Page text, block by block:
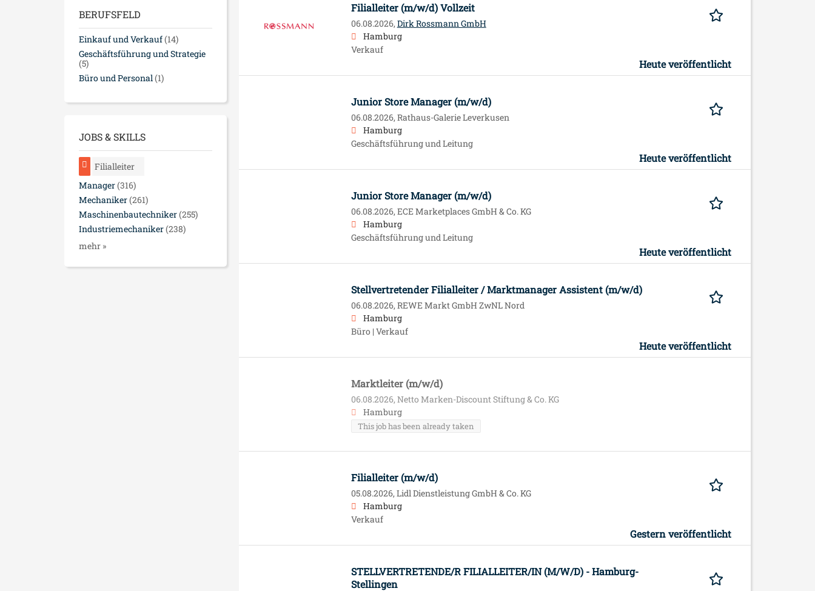
Filialleiter (m/w/d) Vollzeit
06.08.2026, Dirk Rossmann GmbH
Hamburg
Verkauf
Heute veröffentlicht
Junior Store Manager (m/w/d)
06.08.2026, Rathaus-Galerie Leverkusen
Hamburg
Geschäftsführung und Leitung
Heute veröffentlicht
Junior Store Manager (m/w/d)
06.08.2026, ECE Marketplaces GmbH & Co. KG
Hamburg
Geschäftsführung und Leitung
Heute veröffentlicht
Stellvertretender Filialleiter / Marktmanager Assistent (m/w/d)
06.08.2026, REWE Markt GmbH ZwNL Nord
Hamburg
Büro | Verkauf
Heute veröffentlicht
Marktleiter (m/w/d)
06.08.2026, Netto Marken-Discount Stiftung & Co. KG
Hamburg
This job has been already taken
Filialleiter (m/w/d)
05.08.2026, Lidl Dienstleistung GmbH & Co. KG
Hamburg
Verkauf
Gestern veröffentlicht
STELLVERTRETENDE/R FILIALLEITER/IN (M/W/D) - Hamburg-
Stellingen
BERUFSFELD
Einkauf und Verkauf(14)
Geschäftsführung und Strategie
(5)
Büro und Personal(1)
JOBS & SKILLS
Filialleiter
Manager(316)
Mechaniker(261)
Maschinenbautechniker(255)
Industriemechaniker(238)
mehr »